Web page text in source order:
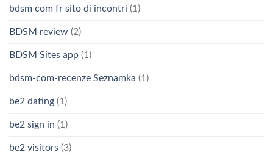
bdsm com fr sito di incontri (1)
BDSM review (2)
BDSM Sites app (1)
bdsm-com-recenze Seznamka (1)
be2 dating (1)
be2 sign in (1)
be2 visitors (3)